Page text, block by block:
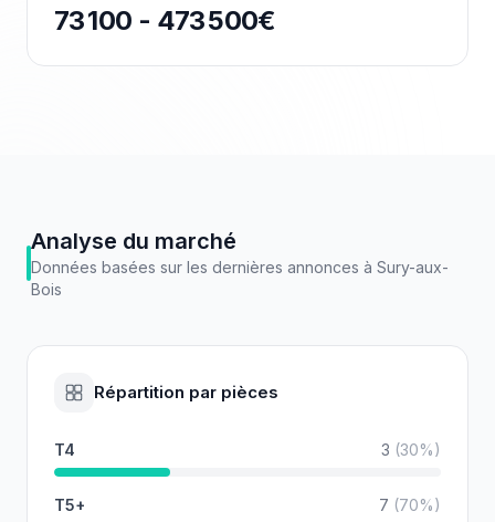
73 100 - 473 500€
Analyse du marché
Données basées sur les dernières annonces à Sury-aux-
Bois
Répartition par pièces
T4 3 (30%)
T5+ 7 (70%)